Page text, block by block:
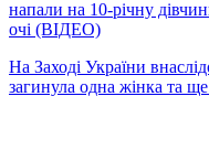
напали на 10-річну
очі (ВІДЕО)
На Заході України
загинула одна жінка та